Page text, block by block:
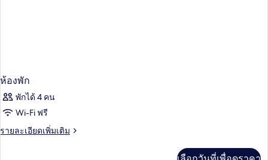
ห้องพัก
พักได้ 4 คน
Wi-Fi ฟรี
รายละเอียดเพิ่มเติม
ราย